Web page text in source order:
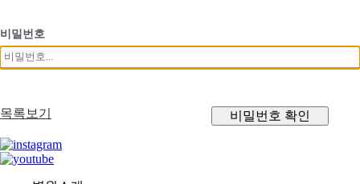
비밀번호
목록보기 비밀번호 확인